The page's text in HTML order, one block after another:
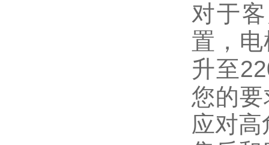
对于
置，
升至
您的
应对